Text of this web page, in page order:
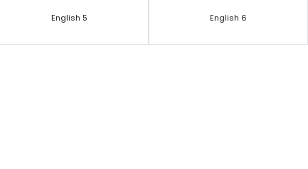
English 5 English 6